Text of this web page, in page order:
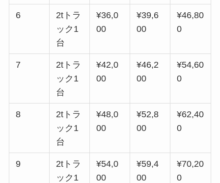
6
2tトラ
ック1
台
¥36,0
00
¥39,6
00
¥46,80
0
7
2tトラ
ック1
台
¥42,0
00
¥46,2
00
¥54,60
0
8
2tトラ
ック1
台
¥48,0
00
¥52,8
00
¥62,40
0
9
2tトラ
ック1
¥54,0
00
¥59,4
00
¥70,20
0